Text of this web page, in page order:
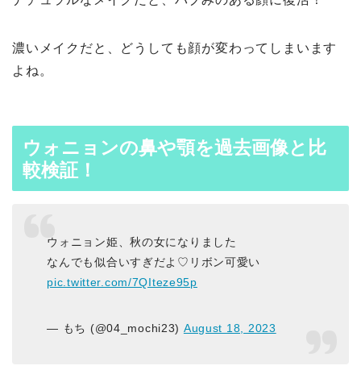
濃いメイクだと、どうしても顔が変わってしまいます
よね。
ウォニョンの鼻や顎を過去画像と比
較検証！
ウォニョン姫、秋の女になりました
なんでも似合いすぎだよ♡リボン可愛い
pic.twitter.com/7QIteze95p
— もち (@04_mochi23) August 18, 2023